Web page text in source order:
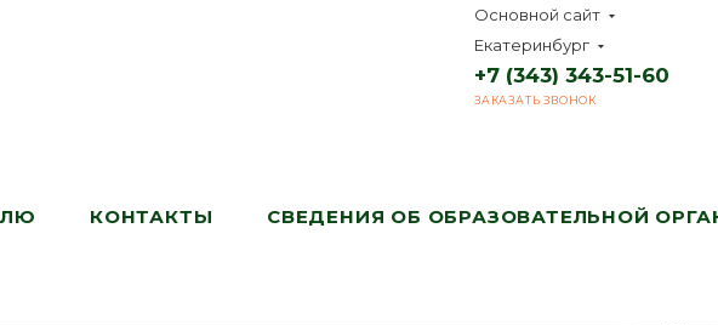
Основной сайт
Екатеринбург
+7 (343) 343-51-60
ЗАКАЗАТЬ ЗВОНОК
КОНТАКТЫ СВЕДЕНИЯ ОБ ОБРАЗОВАТЕЛЬНОЙ